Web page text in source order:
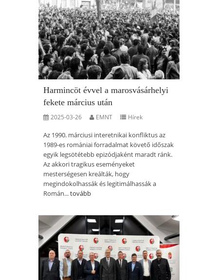
Harmincöt évvel a marosvásárhelyi
fekete március után
2025-03-26 EMNT Hírek
Az 1990. márciusi interetnikai konfliktus az
1989-es romániai forradalmat követő időszak
egyik legsötétebb epizódjaként maradt ránk.
Az akkori tragikus eseményeket
mesterségesen kreálták, hogy
megindokolhassák és legitimálhassák a
Román...tovább